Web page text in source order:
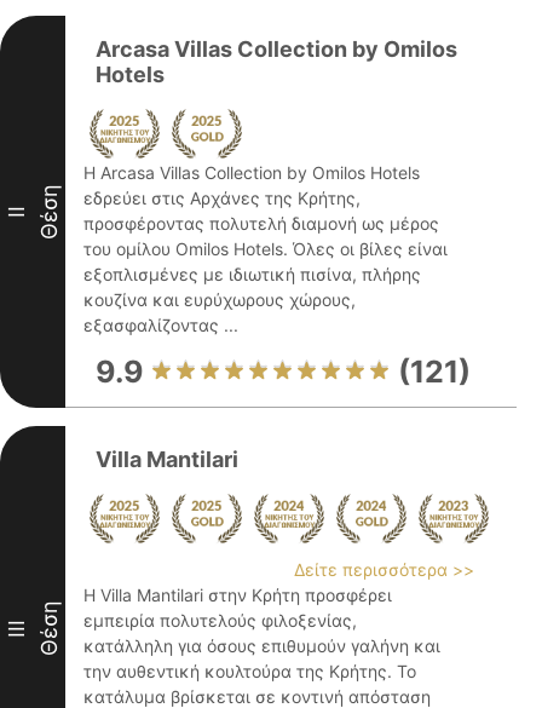
II Θέση
Arcasa Villas Collection by Omilos
Hotels
Η Arcasa Villas Collection by Omilos Hotels
εδρεύει στις Αρχάνες της Κρήτης,
προσφέροντας πολυτελή διαμονή ως μέρος
του ομίλου Omilos Hotels. Όλες οι βίλες είναι
εξοπλισμένες με ιδιωτική πισίνα, πλήρης
κουζίνα και ευρύχωρους χώρους,
εξασφαλίζοντας ...
9.9 (121)
III Θέση
Villa Mantilari
Δείτε περισσότερα >>
Η Villa Mantilari στην Κρήτη προσφέρει
εμπειρία πολυτελούς φιλοξενίας,
κατάλληλη για όσους επιθυμούν γαλήνη και
την αυθεντική κουλτούρα της Κρήτης. Το
κατάλυμα βρίσκεται σε κοντινή απόσταση